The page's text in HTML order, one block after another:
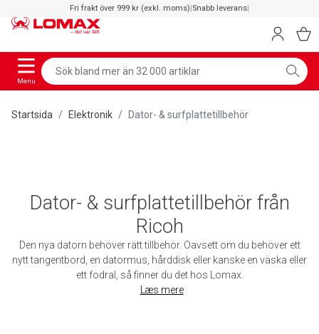
Fri frakt över 999 kr (exkl. moms)|Snabb leverans|
Menu
Startsida Elektronik Dator- & surfplattetillbehör
Dator- & surfplattetillbehör från
Ricoh
Den nya datorn behöver rätt tillbehör. Oavsett om du behöver ett
nytt tangentbord, en datormus, hårddisk eller kanske en väska eller
ett fodral, så finner du det hos Lomax.
Læs mere